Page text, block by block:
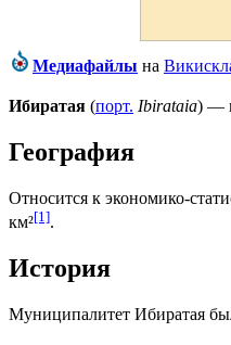
Медиафайлы на
Ибиратая (порт. Ibirataia) —
География
Относится к экономико-
км²[1].
История
Муниципалитет Ибиратая